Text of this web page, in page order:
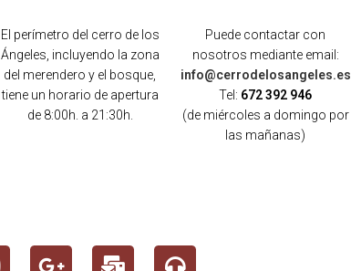
El perímetro del cerro de los
Ángeles, incluyendo la zona
del merendero y el bosque,
tiene un horario de apertura
de 8:00h. a 21:30h.
Puede contactar con
nosotros mediante email:
info@cerrodelosangeles.es
Tel: 672 392 946
(de miércoles a domingo por
las mañanas)